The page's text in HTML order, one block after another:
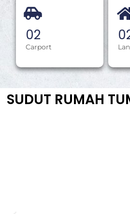
02
Carport
0
SUDUT RUMAH